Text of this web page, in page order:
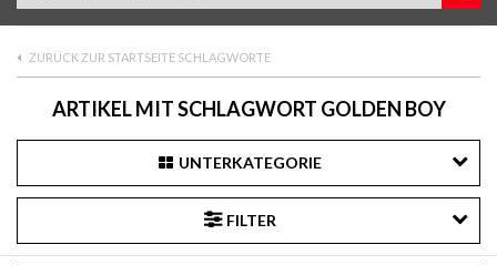
ZURÜCK ZUR STARTSEITE SCHLAGWORTE
ARTIKEL MIT SCHLAGWORT GOLDEN BOY
UNTERKATEGORIE
FILTER